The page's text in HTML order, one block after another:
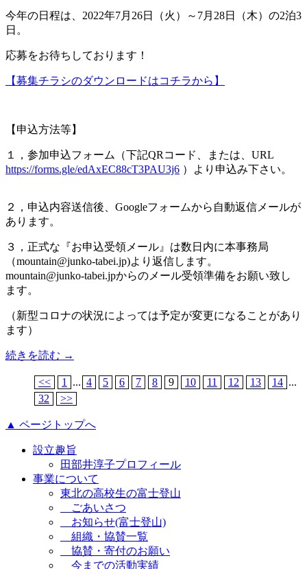
今年の日程は、2022年7月26日（火）～7月28日（木）の2泊3
日。
応募をお待ちしております！
【募集チラシのダウンロードはコチラから】
【申込方法等】
１，参加申込フォーム（下記QRコード、または、URL
https://forms.gle/edAxEC88cT3PAU3j6 ）より申込み下さい。
２，申込内容送信後、Googleフォームから自動返信メールが
あります。
３，正式な『お申込受領メール』は数日内に本事務局
（mountain@junko-tabei.jp)より返信します。
mountain@junko-tabei.jpからのメール受領準備をお願い致し
ます。
（新型コロナの状況によっては予定が変更になることがあり
ます）
続きを読む →
<< 1 ... 4 5 6 7 8 9 10 11 12 13 14 ...
32
>>
▲ ページトップへ
設立趣旨
田部井淳子プロフィール
事業について
東北の高校生の富士登山
ごあいさつ
お知らせ(富士登山)
組織・協賛一覧
協賛・寄付のお願い
今までの活動実績